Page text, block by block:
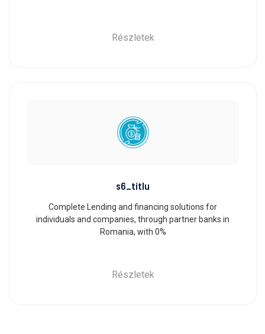
Részletek
s6_titlu
Complete Lending and financing solutions for
individuals and companies, through partner banks in
Romania, with 0%
Részletek